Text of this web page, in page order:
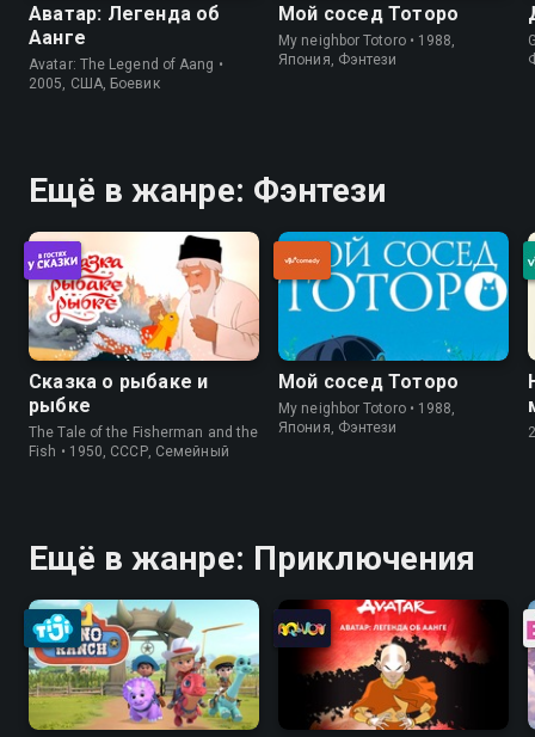
Аватар: Легенда об
Аанге
Avatar: The Legend of Aang •
2005, США, Боевик
Мой сосед Тоторо
My neighbor Totoro • 1988,
Япония, Фэнтези
Ещё в жанре: Фэнтези
Сказка о рыбаке и
рыбке
The Tale of the Fisherman and the
Fish • 1950, СССР, Семейный
Мой сосед Тоторо
My neighbor Totoro • 1988,
Япония, Фэнтези
Ещё в жанре: Приключения